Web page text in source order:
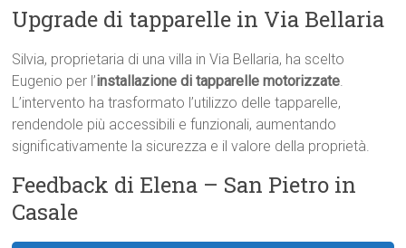
Upgrade di tapparelle in Via Bellaria
Silvia, proprietaria di una villa in Via Bellaria, ha scelto
Eugenio per l’installazione di tapparelle motorizzate.
L’intervento ha trasformato l’utilizzo delle tapparelle,
rendendole più accessibili e funzionali, aumentando
significativamente la sicurezza e il valore della proprietà.
Feedback di Elena – San Pietro in
Casale